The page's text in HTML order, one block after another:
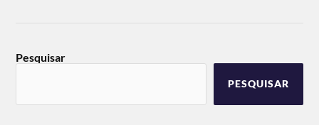
Pesquisar
PESQUISAR